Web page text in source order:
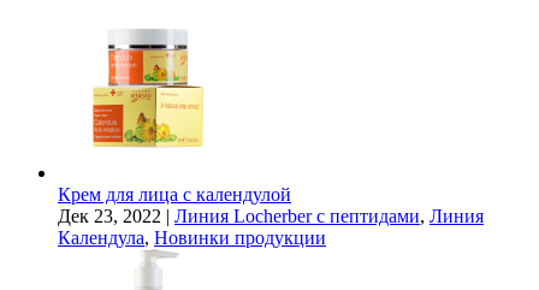
Крем для лица с календулой
Дек 23, 2022 | Линия Locherber с пептидами, Линия
Календула, Новинки продукции